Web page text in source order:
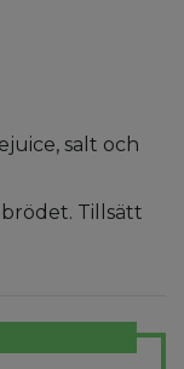
salt och
Tillsätt